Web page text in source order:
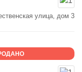
улица, дом 3